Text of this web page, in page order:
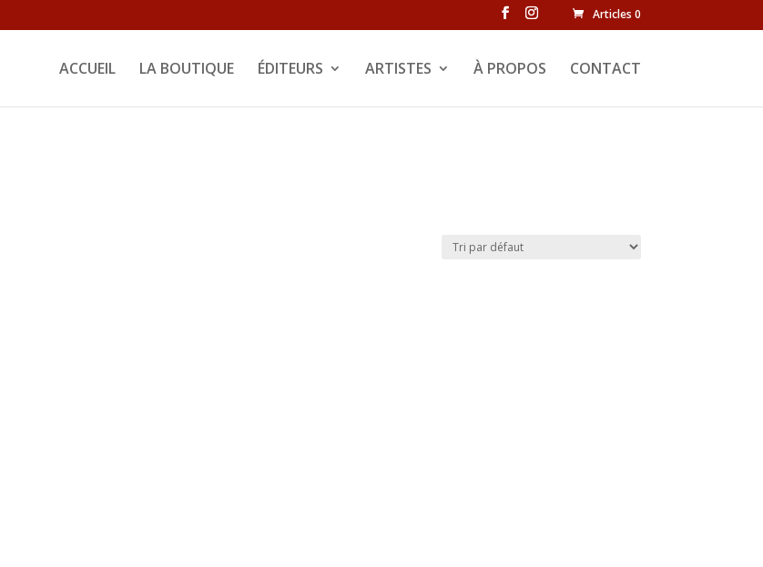
Articles 0
ACCUEIL LA BOUTIQUE ÉDITEURS ARTISTES À PROPOS CONTACT